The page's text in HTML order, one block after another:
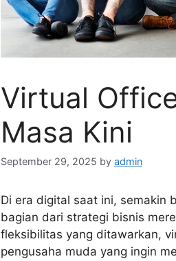
Virtual
Masa Kini
September 29, 2025 by admin
Di era digital saat ini, semakin
bagian dari strategi bisnis
fleksibilitas yang ditawarkan,
pengusaha muda yang ingin